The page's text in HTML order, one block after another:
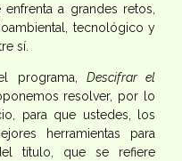
a grandes retos,
tecnológico y
sí.
programa, Descifrar el
resolver, por lo
para que ustedes, los
herramientas para
título, que se refiere